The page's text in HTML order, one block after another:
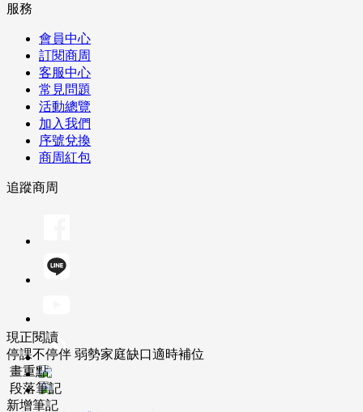
服務
會員中心
訂閱商周
客服中心
常見問題
活動總覽
加入我們
序號兌換
商周紅包
追蹤商周
現正閱讀
停課不停伴 弱勢家庭缺口適時補位
畫重點
段落筆記
新增筆記